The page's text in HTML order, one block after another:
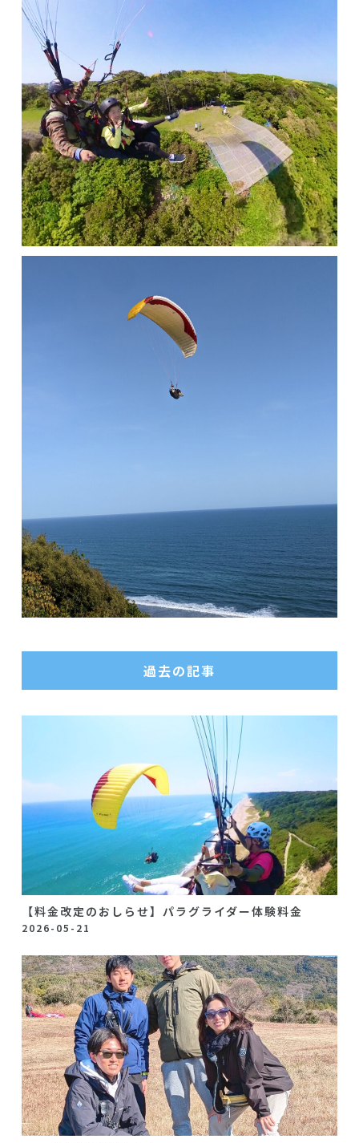
過去の記事
【料金改定のおしらせ】パラグライダー体験料金
2026-05-21